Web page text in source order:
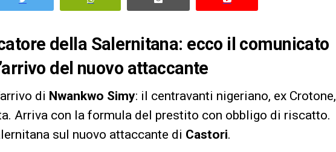
della Salernitana: ecco il comunicato
del nuovo attaccante
di Nwankwo Simy: il centravanti nigeriano, ex Crotone,
Arriva con la formula del prestito con obbligo di riscatto.
sul nuovo attaccante di Castori.